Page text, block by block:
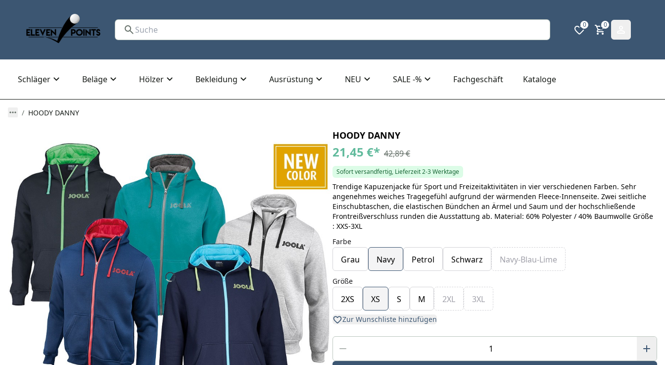
0 0
Schläger Beläge Hölzer Bekleidung Ausrüstung NEU SALE -% Fachgeschäft Kataloge
HOODY DANNY
HOODY DANNY
21,45 €* 42,89 €
Sofort versandfertig, Lieferzeit 2-3 Werktage
Trendige Kapuzenjacke für Sport und Freizeitaktivitäten in vier verschiedenen Farben. Sehr
angenehmes weiches Tragegefühl aufgrund der wärmenden Fleece-Innenseite. Zwei seitliche
Einschubtaschen, die elastischen Bündchen an Ärmel und Saum und der hochschließende
Frontreißverschluss runden die Ausstattung ab. Material: 60% Polyester / 40% Baumwolle Größe
: XXS-3XL
Farbe
Grau Navy Petrol Schwarz Navy-Blau-Lime
Größe
2XS XS S M 2XL 3XL
Zur Wunschliste hinzufügen